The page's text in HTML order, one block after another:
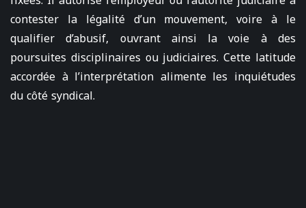
contester la légalité d’un mouvement, voire à le
qualifier d’abusif, ouvrant ainsi la voie à des
poursuites disciplinaires ou judiciaires. Cette latitude
accordée à l’interprétation alimente les inquiétudes
du côté syndical.